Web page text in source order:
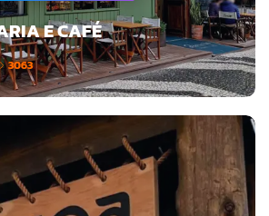
E CAFÉ
3063